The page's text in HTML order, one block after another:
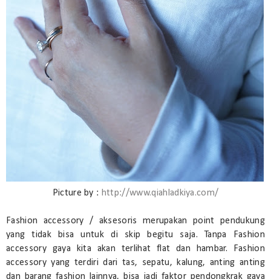
Picture by : http://www.qiahladkiya.com/
Fashion accessory / aksesoris merupakan point pendukung
yang tidak bisa untuk di skip begitu saja. Tanpa Fashion
accessory gaya kita akan terlihat flat dan hambar. Fashion
accessory yang terdiri dari tas, sepatu, kalung, anting anting
dan barang fashion lainnya, bisa jadi faktor pendongkrak gaya